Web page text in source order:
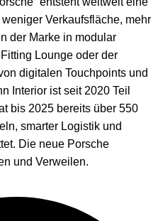
Verkaufsfläche, mehr
der Marke in modular
Lounge oder der
digitalen Touchpoints und
Interior ist seit 2020 Teil
bis 2025 bereits über 550
smarter Logistik und
Die neue Porsche
und Verweilen.